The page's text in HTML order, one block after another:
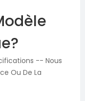
-- Nous
Ou De La